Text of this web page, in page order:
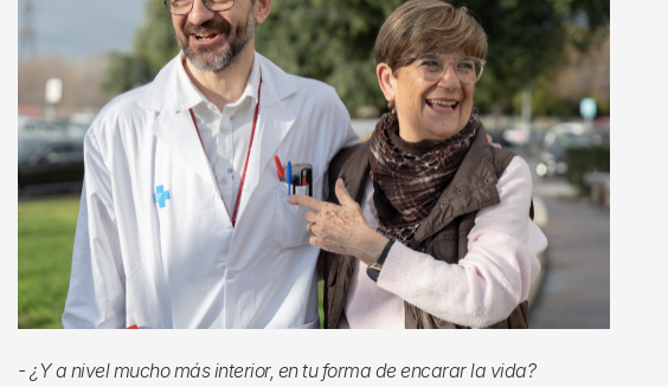
- ¿Y a nivel mucho más interior, en tu forma de encarar la vida?